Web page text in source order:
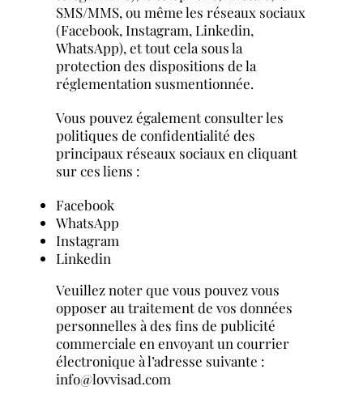
SMS/MMS, ou même les réseaux sociaux
(Facebook, Instagram, Linkedin,
WhatsApp), et tout cela sous la
protection des dispositions de la
réglementation susmentionnée.
Vous pouvez également consulter les
politiques de confidentialité des
principaux réseaux sociaux en cliquant
sur ces liens :
Facebook
WhatsApp
Instagram
Linkedin
Veuillez noter que vous pouvez vous
opposer au traitement de vos données
personnelles à des fins de publicité
commerciale en envoyant un courrier
électronique à l’adresse suivante :
info@lovvisad.com